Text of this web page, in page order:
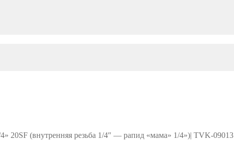
20SF (внутренняя резьба 1/4″ — рапид «мама» 1/4»)| TVK-09013